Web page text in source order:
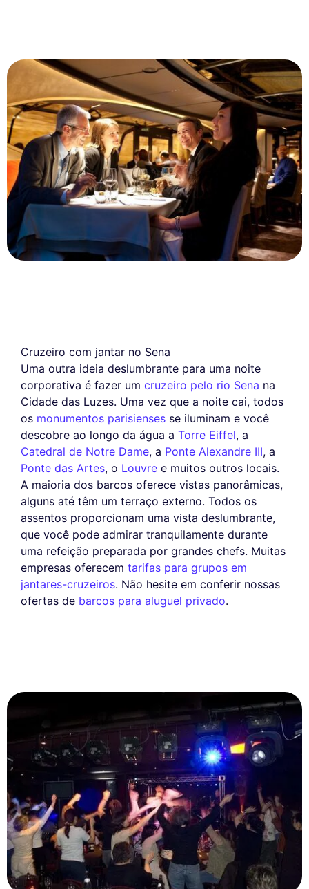
Cruzeiro com jantar no Sena
Uma outra ideia deslumbrante para uma noite
corporativa é fazer um cruzeiro pelo rio Sena na
Cidade das Luzes. Uma vez que a noite cai, todos
os monumentos parisienses se iluminam e você
descobre ao longo da água a Torre Eiffel, a
Catedral de Notre Dame, a Ponte Alexandre III, a
Ponte das Artes, o Louvre e muitos outros locais.
A maioria dos barcos oferece vistas panorâmicas,
alguns até têm um terraço externo. Todos os
assentos proporcionam uma vista deslumbrante,
que você pode admirar tranquilamente durante
uma refeição preparada por grandes chefs. Muitas
empresas oferecem tarifas para grupos em
jantares-cruzeiros. Não hesite em conferir nossas
ofertas de barcos para aluguel privado.